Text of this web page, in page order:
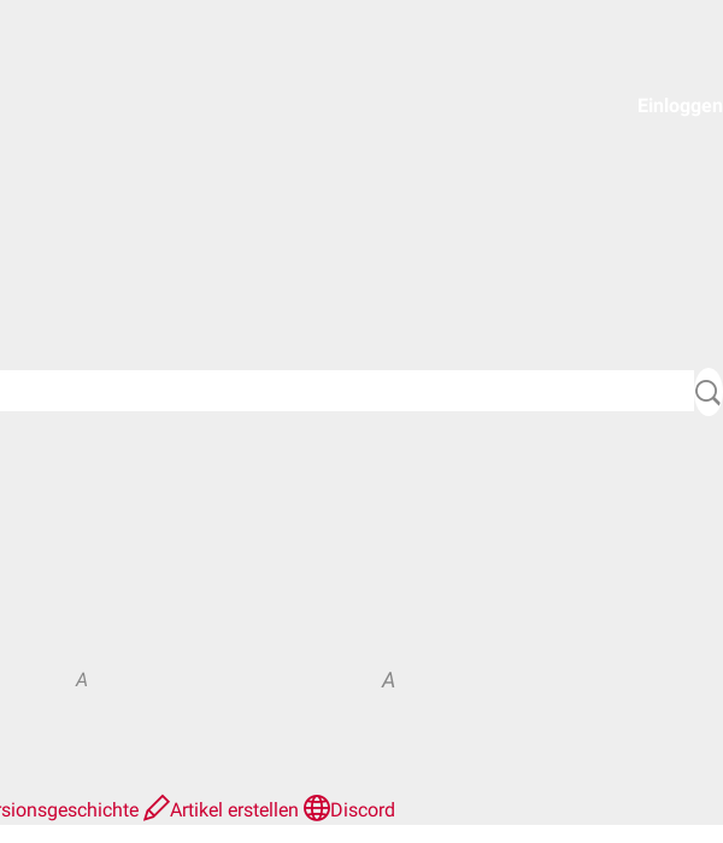
A A
Artikel erstellen Discord